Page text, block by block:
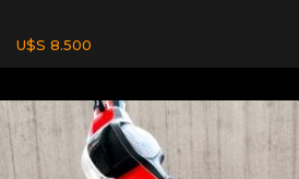
U$S 8.500